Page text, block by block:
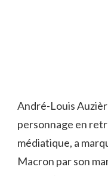
André-Louis
personnage en
médiatique, a
Macron par son